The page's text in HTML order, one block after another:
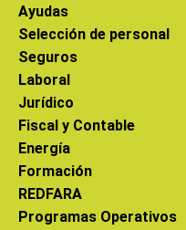
Ayudas
Selección de personal
Seguros
Laboral
Jurídico
Fiscal y Contable
Energía
Formación
REDFARA
Programas Operativos